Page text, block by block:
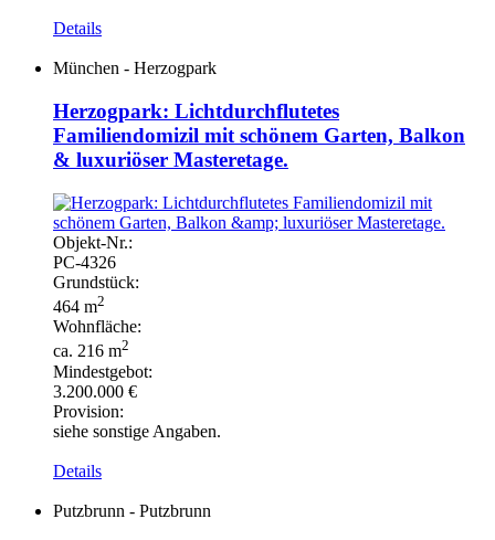
Details
München - Herzogpark
Herzogpark: Lichtdurchflutetes
Familiendomizil mit schönem Garten, Balkon
& luxuriöser Masteretage.
Objekt-Nr.:
PC-4326
Grundstück:
464 m2
Wohnfläche:
ca. 216 m2
Mindestgebot:
3.200.000 €
Provision:
siehe sonstige Angaben.
Details
Putzbrunn - Putzbrunn